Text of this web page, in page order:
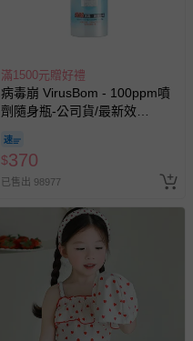
滿1500元贈好禮
病毒崩 VirusBom - 100ppm噴
劑隨身瓶-公司貨/最新效
$370
已售出 98977